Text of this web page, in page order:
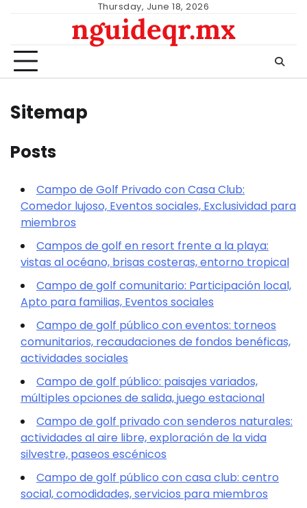
Thursday, June 18, 2026
nguideqr.mx
Sitemap
Posts
Campo de Golf Privado con Casa Club:
Comedor lujoso, Eventos sociales, Exclusividad para
miembros
Campos de golf en resort frente a la playa:
vistas al océano, brisas costeras, entorno tropical
Campo de golf comunitario: Participación local,
Apto para familias, Eventos sociales
Campo de golf público con eventos: torneos
comunitarios, recaudaciones de fondos benéficas,
actividades sociales
Campo de golf público: paisajes variados,
múltiples opciones de salida, juego estacional
Campo de golf privado con senderos naturales:
actividades al aire libre, exploración de la vida
silvestre, paseos escénicos
Campo de golf público con casa club: centro
social, comodidades, servicios para miembros